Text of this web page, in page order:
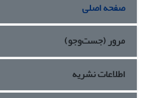
صفحه اصلی
مرور (جست‌وجو)
اطلاعات نشریه